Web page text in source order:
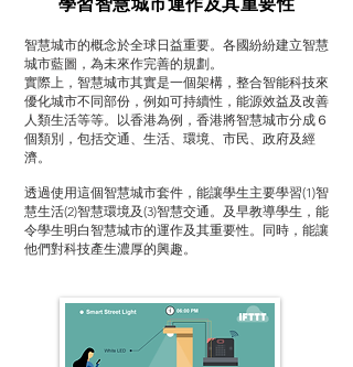
智慧城市的概念於全球日益重要。各國紛紛建立智慧
城市藍圖，為未來作完善的規劃。
實際上，智慧城市其實是一個架構，整合智能科技來
優化城市不同部份，例如可持續性，能源效益及改善
人類生活等等。以香港為例，香港將智慧城市分成６
個類別，包括交通、生活、環境、市民、政府及經
濟。
透過使用這個智慧城市套件，能讓學生主要學習(1)智
慧生活(2)智慧環境及(3)智慧交通。及早教導學生，能
令學生明白智慧城市的運作及其重要性。同時，能讓
他們對科技產生濃厚的興趣。